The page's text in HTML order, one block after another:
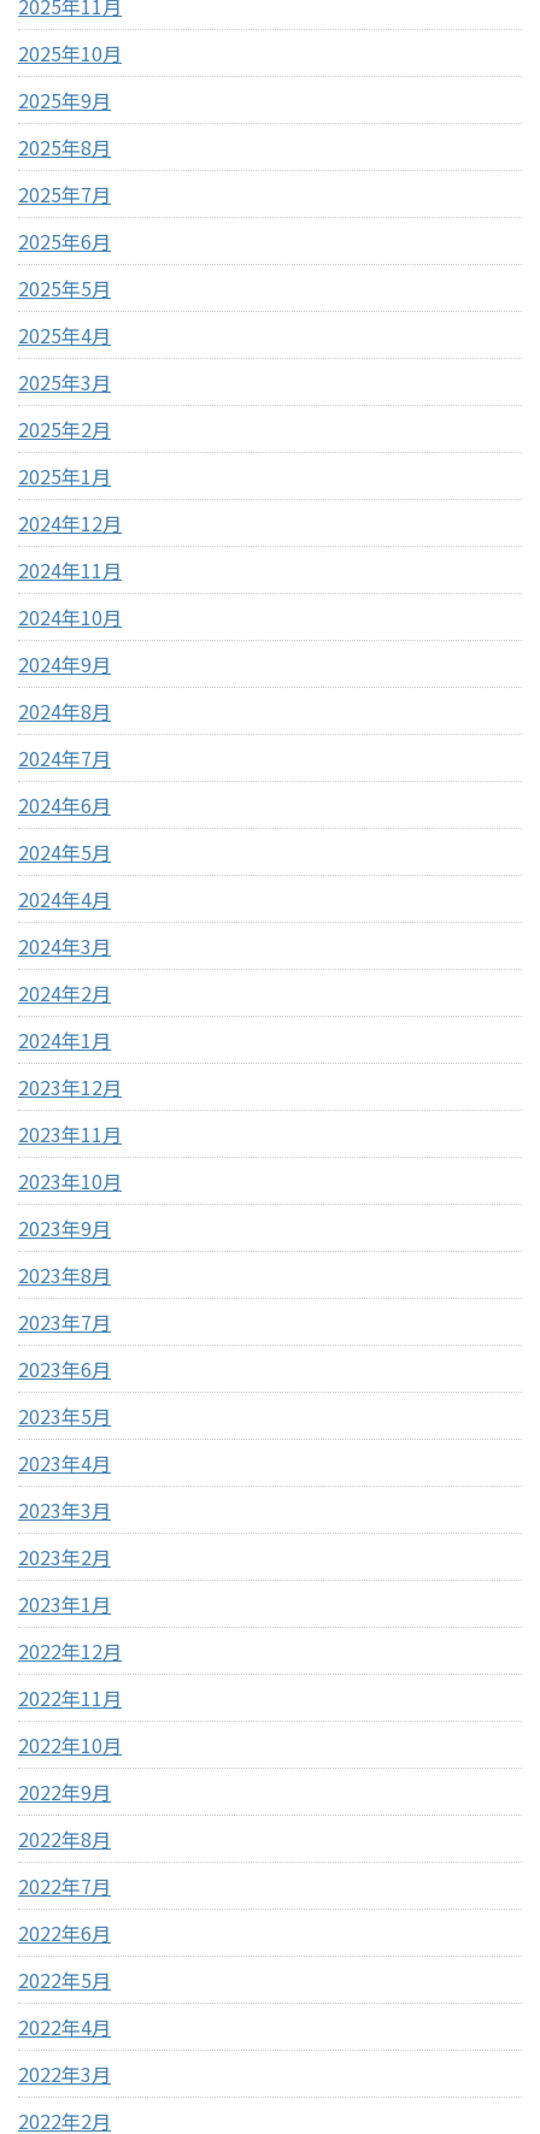
2025年10月
2025年9月
2025年8月
2025年7月
2025年6月
2025年5月
2025年4月
2025年3月
2025年2月
2025年1月
2024年12月
2024年11月
2024年10月
2024年9月
2024年8月
2024年7月
2024年6月
2024年5月
2024年4月
2024年3月
2024年2月
2024年1月
2023年12月
2023年11月
2023年10月
2023年9月
2023年8月
2023年7月
2023年6月
2023年5月
2023年4月
2023年3月
2023年2月
2023年1月
2022年12月
2022年11月
2022年10月
2022年9月
2022年8月
2022年7月
2022年6月
2022年5月
2022年4月
2022年3月
2022年2月